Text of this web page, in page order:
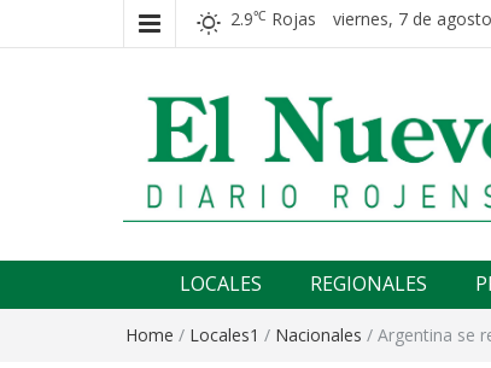
2.9℃ Rojas viernes, 7 de
El nuevo rojense
LOCALES REGIONALES
Home / Locales1 / Nacionales / Argentina se